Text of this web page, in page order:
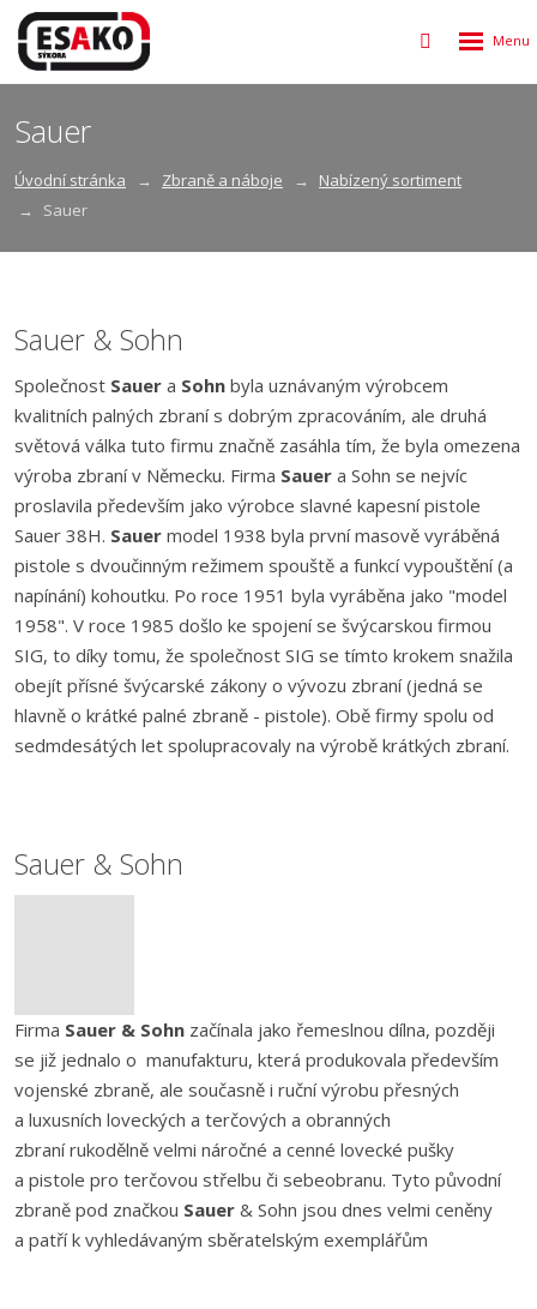
Vyhledávání
Rozbalení
Sauer
Úvodní stránka Zbraně a náboje
Nabízený sortiment
Sauer
Sauer & Sohn
Společnost Sauer a Sohn byla uznávaným výrobcem
kvalitních palných zbraní s dobrým zpracováním, ale druhá
světová válka tuto firmu značně zasáhla tím, že byla omezena
výroba zbraní v Německu. Firma Sauer a Sohn se nejvíc
proslavila především jako výrobce slavné kapesní pistole
Sauer 38H. Sauer model 1938 byla první masově vyráběná
pistole s dvoučinným režimem spouště a funkcí vypouštění (a
napínání) kohoutku. Po roce 1951 byla vyráběna jako "model
1958". V roce 1985 došlo ke spojení se švýcarskou firmou
SIG, to díky tomu, že společnost SIG se tímto krokem snažila
obejít přísné švýcarské zákony o vývozu zbraní (jedná se
hlavně o krátké palné zbraně - pistole). Obě firmy spolu od
sedmdesátých let spolupracovaly na výrobě krátkých zbraní.
Sauer & Sohn
Firma Sauer & Sohn začínala jako řemeslnou dílna, později
se již jednalo o manufakturu, která produkovala především
vojenské zbraně, ale současně i ruční výrobu přesných
a luxusních loveckých a terčových a obranných
zbraní rukodělně velmi náročné a cenné lovecké pušky
a pistole pro terčovou střelbu či sebeobranu. Tyto původní
zbraně pod značkou Sauer & Sohn jsou dnes velmi ceněny
a patří k vyhledávaným sběratelským exemplářům